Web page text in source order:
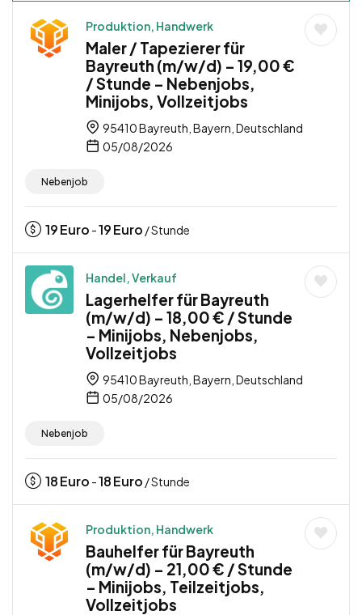
Produktion, Handwerk
Maler / Tapezierer für
Bayreuth (m/w/d) – 19,00 €
/ Stunde – Nebenjobs,
Minijobs, Vollzeitjobs
95410 Bayreuth, Bayern, Deutschland
05/08/2026
Nebenjob
19Euro -19Euro / Stunde
Handel, Verkauf
Lagerhelfer für Bayreuth
(m/w/d) – 18,00 € / Stunde
– Minijobs, Nebenjobs,
Vollzeitjobs
95410 Bayreuth, Bayern, Deutschland
05/08/2026
Nebenjob
18Euro -18Euro / Stunde
Produktion, Handwerk
Bauhelfer für Bayreuth
(m/w/d) – 21,00 € / Stunde
– Minijobs, Teilzeitjobs,
Vollzeitjobs